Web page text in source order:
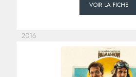
VOIR LA FICHE
2016